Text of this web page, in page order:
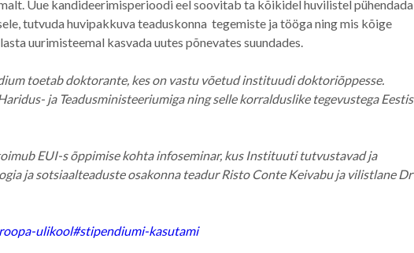
Uue kandideerimisperioodi eel soovitab ta kõikidel huvilistel pühendada
tutvuda huvipakkuva teaduskonna tegemiste ja tööga ning mis kõige
uurimisteemal kasvada uutes põnevates suundades.
toetab doktorante, kes on vastu võetud instituudi doktoriõppesse.
ja Teadusministeeriumiga ning selle korralduslike tegevustega Eestis
EUI-s õppimise kohta infoseminar, kus Instituuti tutvustavad ja
ja sotsiaalteaduste osakonna teadur Risto Conte Keivabu ja vilistlane Dr
ulikool#stipendiumi-kasutami